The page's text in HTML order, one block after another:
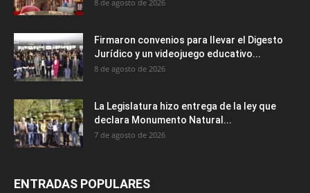
8 de agosto de 2026
Firmaron convenios para llevar el Digesto
Jurídico y un videojuego educativo...
8 de agosto de 2026
La Legislatura hizo entrega de la ley que
declara Monumento Natural...
7 de agosto de 2026
ENTRADAS POPULARES